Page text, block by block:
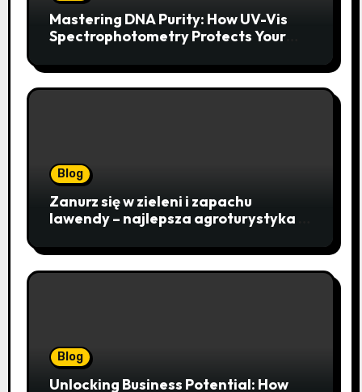
Mastering DNA Purity: How UV-Vis
Spectrophotometry Protects Your
Blog
Zanurz się w zieleni i zapachu
lawendy – najlepsza agroturystyka w
beskidzkiego raju
Blog
Unlocking Business Potential: How